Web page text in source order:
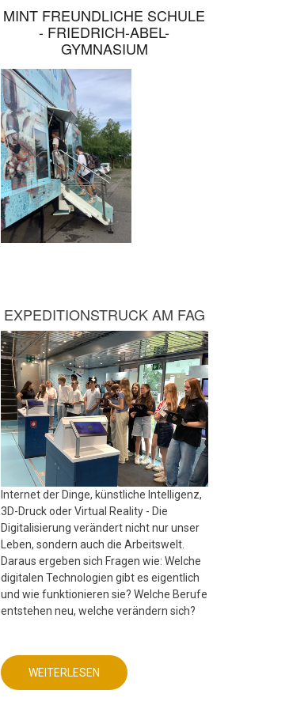
MINT FREUNDLICHE SCHULE
- FRIEDRICH-ABEL-
GYMNASIUM
EXPEDITIONSTRUCK AM FAG
Internet der Dinge, künstliche Intelligenz,
3D-Druck oder Virtual Reality - Die
Digitalisierung verändert nicht nur unser
Leben, sondern auch die Arbeitswelt.
Daraus ergeben sich Fragen wie: Welche
digitalen Technologien gibt es eigentlich
und wie funktionieren sie? Welche Berufe
entstehen neu, welche verändern sich?
WEITERLESEN ÜBER
MINT